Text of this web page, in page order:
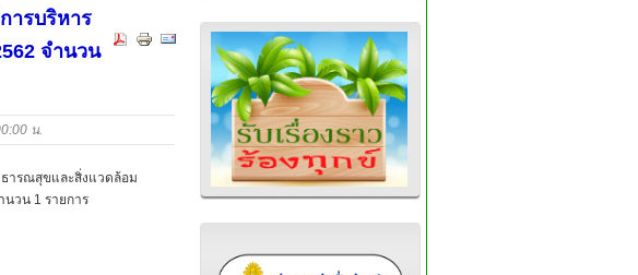
ารบริหาร
จำนวน
น.
ารณสุขและสิ่งแวดล้อม
วน 1 รายการ